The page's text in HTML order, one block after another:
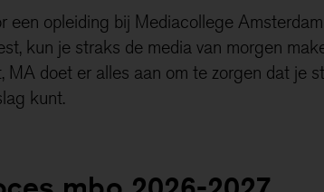
een opleiding bij Mediacollege
kun je straks de media van morgen
MA doet er alles aan om te zorgen dat je
kunt.